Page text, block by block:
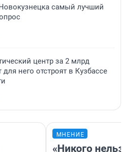
самый лучший
центр за 2 млрд
него отстроят в Кузбассе
МНЕНИЕ
«Никого нельзя